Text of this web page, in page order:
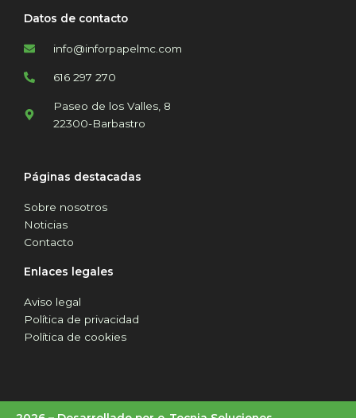
Datos de contacto
info@inforpapelmc.com
616 297 270
Paseo de los Valles, 8
22300-Barbastro
Páginas destacadas
Sobre nosotros
Noticias
Contacto
Enlaces legales
Aviso legal
Política de privacidad
Política de cookies